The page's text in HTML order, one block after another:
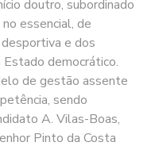
doutro, subordinado
essencial, de
e dos
democrático.
de gestão assente
sendo
A. Vilas-Boas,
Pinto da Costa